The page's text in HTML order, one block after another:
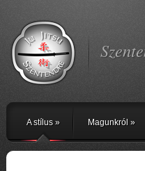
A stílus» Magunkról »